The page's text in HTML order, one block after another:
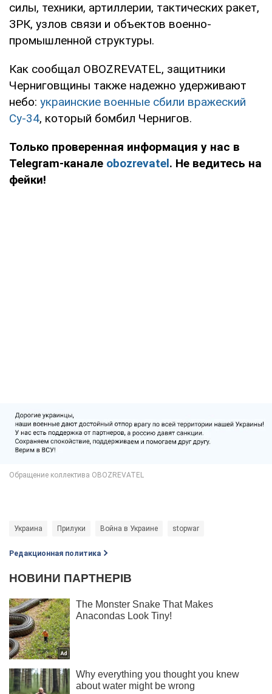
силы, техники, артиллерии, тактических ракет,
ЗРК, узлов связи и объектов военно-
промышленной структуры.
Как сообщал OBOZREVATEL, защитники
Черниговщины также надежно удерживают
небо: украинские военные сбили вражеский
Су-34, который бомбил Чернигов.
Только проверенная информация у нас в
Telegram-канале obozrevatel. Не ведитесь на
фейки!
Украина Прилуки Война в Украине stopwar
Редакционная политика